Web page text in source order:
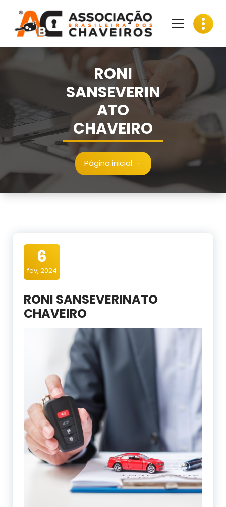
conteúdo
RONI
SANSEVERIN
ATO
CHAVEIRO
Página inicial-
6
fev, 2024
RONI SANSEVERINATO
CHAVEIRO